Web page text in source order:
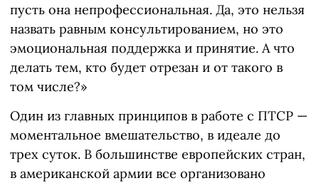
пусть она непрофессиональная. Да, это нельзя
назвать равным консультированием, но это
эмоциональная поддержка и принятие. А что
делать тем, кто будет отрезан и от такого в
том числе?»
Один из главных принципов в работе с ПТСР —
моментальное вмешательство, в идеале до
трех суток. В большинстве европейских стран,
в американской армии все организовано